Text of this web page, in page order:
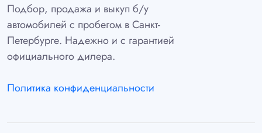
Подбор, продажа и выкуп б/у
автомобилей с пробегом в Санкт-
Петербурге. Надежно и с гарантией
официального дилера.
Политика конфиденциальности